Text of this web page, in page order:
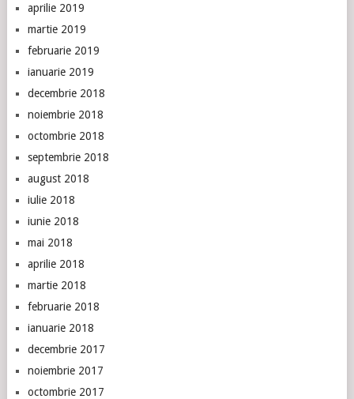
aprilie 2019
martie 2019
februarie 2019
ianuarie 2019
decembrie 2018
noiembrie 2018
octombrie 2018
septembrie 2018
august 2018
iulie 2018
iunie 2018
mai 2018
aprilie 2018
martie 2018
februarie 2018
ianuarie 2018
decembrie 2017
noiembrie 2017
octombrie 2017